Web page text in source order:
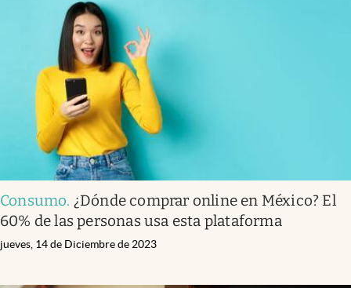
Consumo. ¿Dónde comprar online en México? El
60% de las personas usa esta plataforma
jueves, 14 de Diciembre de 2023